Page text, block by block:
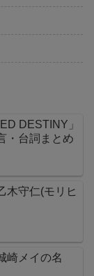
DESTINY」
・台詞まとめ
木守仁(モリヒ
崎メイの名